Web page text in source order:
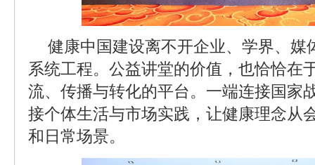
健康中国建设离不开企业、学界、媒
系统工程。公益讲堂的价值，也恰恰在
流、传播与转化的平台。一端连接国家
接个体生活与市场实践，让健康理念从
和日常场景。